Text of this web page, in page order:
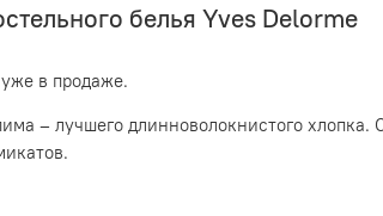
белья Yves Delorme
в продаже.
– лучшего длинноволокнистого